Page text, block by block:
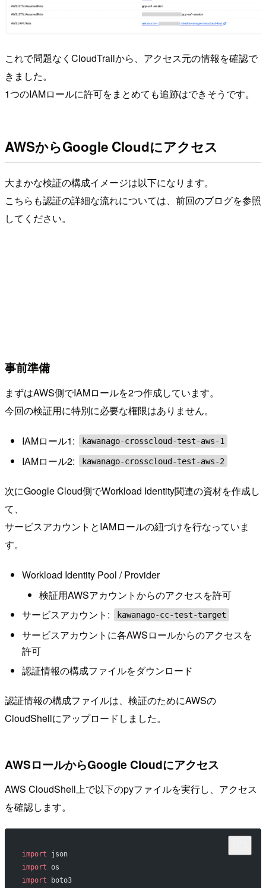
これで問題なくCloudTrailから、アクセス元の情報を確認で
きました。
1つのIAMロールに許可をまとめても追跡はできそうです。
AWSからGoogle Cloudにアクセス
大まかな検証の構成イメージは以下になります。
こちらも認証の詳細な流れについては、前回のブログを参照
してください。
事前準備
まずはAWS側でIAMロールを2つ作成しています。
今回の検証用に特別に必要な権限はありません。
IAMロール1: kawanago-crosscloud-test-aws-1
IAMロール2: kawanago-crosscloud-test-aws-2
次にGoogle Cloud側でWorkload Identity関連の資材を作成し
て、
サービスアカウントとIAMロールの紐づけを行なっていま
す。
Workload Identity Pool / Provider
検証用AWSアカウントからのアクセスを許可
サービスアカウント:
kawanago-cc-test-target
サービスアカウントに各AWSロールからのアクセスを
許可
認証情報の構成ファイルをダウンロード
認証情報の構成ファイルは、検証のためにAWSの
CloudShellにアップロードしました。
AWSロールからGoogle Cloudにアクセス
AWS CloudShell上で以下のpyファイルを実行し、アクセス
を確認します。
import json
import os
import boto3